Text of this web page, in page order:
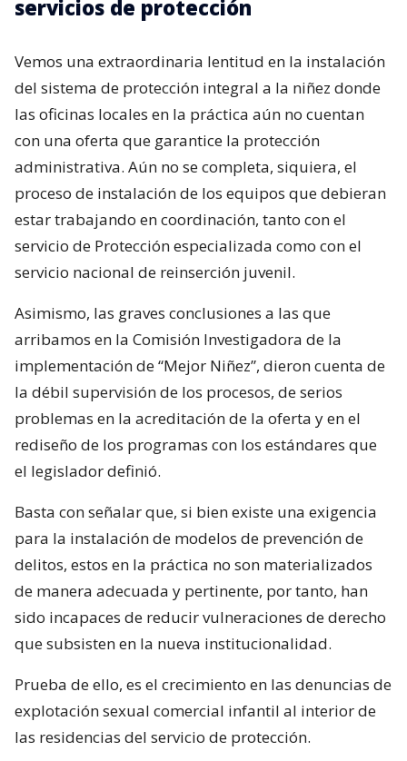
servicios de protección
Vemos una extraordinaria lentitud en la instalación
del sistema de protección integral a la niñez donde
las oficinas locales en la práctica aún no cuentan
con una oferta que garantice la protección
administrativa. Aún no se completa, siquiera, el
proceso de instalación de los equipos que debieran
estar trabajando en coordinación, tanto con el
servicio de Protección especializada como con el
servicio nacional de reinserción juvenil.
Asimismo, las graves conclusiones a las que
arribamos en la Comisión Investigadora de la
implementación de “Mejor Niñez”, dieron cuenta de
la débil supervisión de los procesos, de serios
problemas en la acreditación de la oferta y en el
rediseño de los programas con los estándares que
el legislador definió.
Basta con señalar que, si bien existe una exigencia
para la instalación de modelos de prevención de
delitos, estos en la práctica no son materializados
de manera adecuada y pertinente, por tanto, han
sido incapaces de reducir vulneraciones de derecho
que subsisten en la nueva institucionalidad.
Prueba de ello, es el crecimiento en las denuncias de
explotación sexual comercial infantil al interior de
las residencias del servicio de protección.